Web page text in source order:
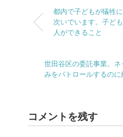
都内で子どもが犠牲
次いでいます。子ど
人ができること
世田谷区の委託事業。
みをパトロールするの
コメントを残す